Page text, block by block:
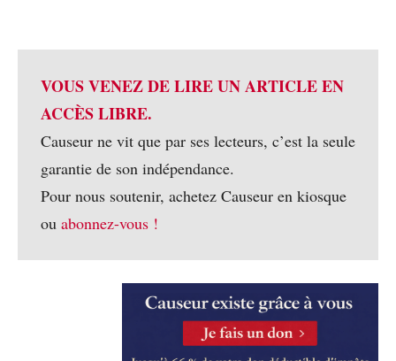
VOUS VENEZ DE LIRE UN ARTICLE EN
ACCÈS LIBRE.
Causeur ne vit que par ses lecteurs, c’est la seule
garantie de son indépendance.
Pour nous soutenir, achetez Causeur en kiosque
ou abonnez-vous !